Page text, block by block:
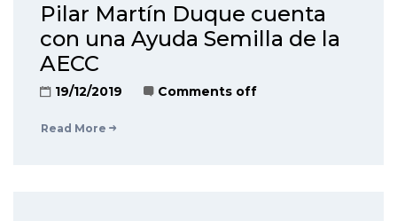
Pilar Martín Duque cuenta
con una Ayuda Semilla de la
AECC
19/12/2019 Comments off
Read More